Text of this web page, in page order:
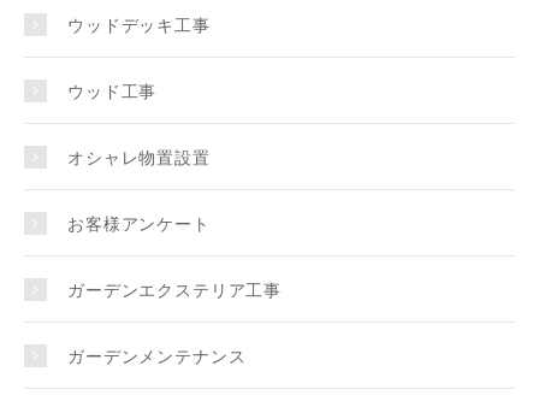
ウッドデッキ工事
ウッド工事
オシャレ物置設置
お客様アンケート
ガーデンエクステリア工事
ガーデンメンテナンス